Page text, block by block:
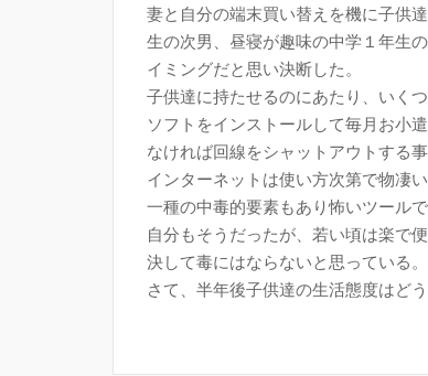
妻と自分の端末買い替えを機に子供
生の次男、昼寝が趣味の中学１年生
イミングだと思い決断した。
子供達に持たせるのにあたり、いく
ソフトをインストールして毎月お小
なければ回線をシャットアウトする事
インターネットは使い方次第で物凄
一種の中毒的要素もあり怖いツール
自分もそうだったが、若い頃は楽で
決して毒にはならないと思っている。
さて、半年後子供達の生活態度はど